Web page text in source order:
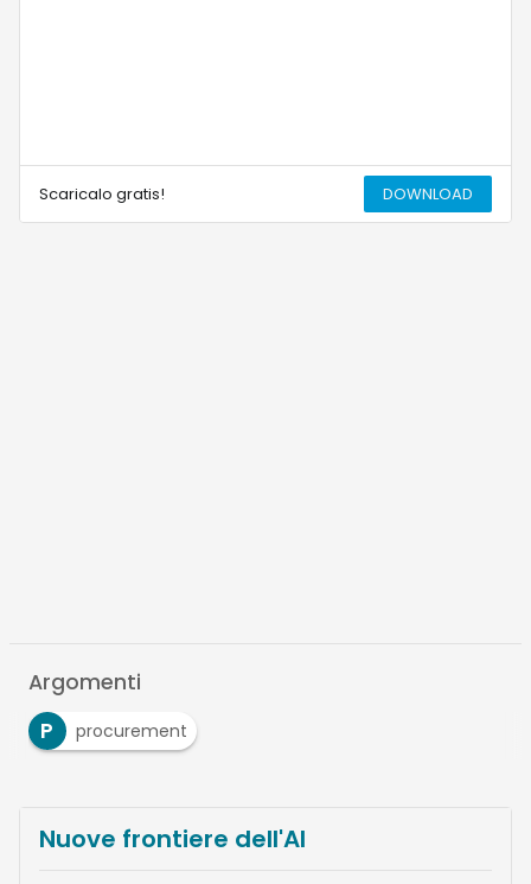
Scaricalo gratis! DOWNLOAD
Argomenti
P
procurement
Nuove frontiere dell'AI